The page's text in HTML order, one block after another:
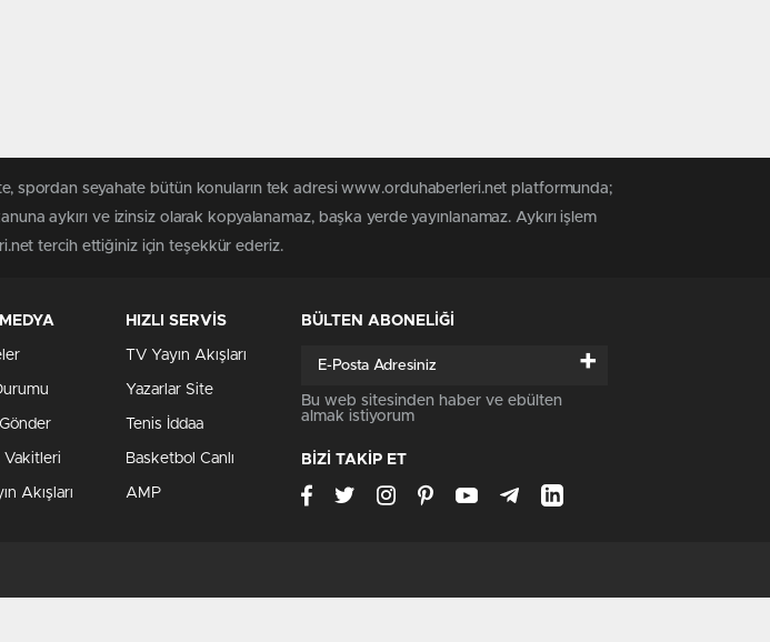
spordan seyahate bütün konuların tek adresi www.orduhaberleri.net platformunda;
aykırı ve izinsiz olarak kopyalanamaz, başka yerde yayınlanamaz. Aykırı işlem
tercih ettiğiniz için teşekkür ederiz.
Vakitleri
Akışları
HIZLI SERVİS
TV Yayın Akışları
Yazarlar Site
Tenis İddaa
Basketbol Canlı
AMP
BÜLTEN ABONELİĞİ
+
Bu web sitesinden haber ve ebülten
almak istiyorum
BİZİ TAKİP ET